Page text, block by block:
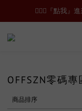
🙋🏻‍♂️『點我』
OFFSZN零碼
商品排序